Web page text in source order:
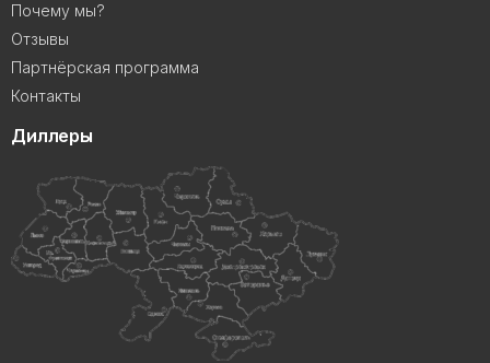
Почему мы?
Отзывы
Партнёрская программа
Контакты
Диллеры